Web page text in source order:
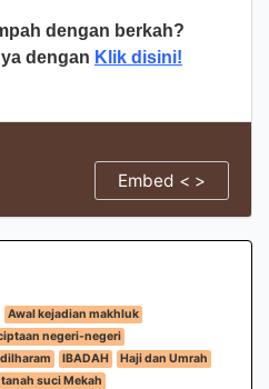
dengan berkah?
dengan Klik disini!
Embed < >
Awal kejadian makhluk
negeri-negeri
IBADAH
Haji dan Umrah
suci Mekah